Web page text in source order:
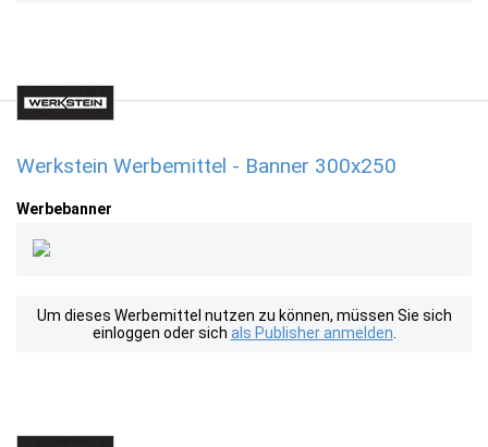
Werkstein Werbemittel - Banner 300x250
Werbebanner
Um dieses Werbemittel nutzen zu können, müssen Sie sich
einloggen oder sich als Publisher anmelden